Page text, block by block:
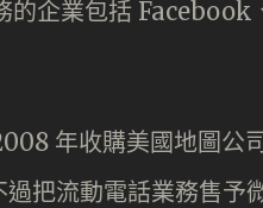
的企業包括
年收購美國地圖公
過把流動電話業務售